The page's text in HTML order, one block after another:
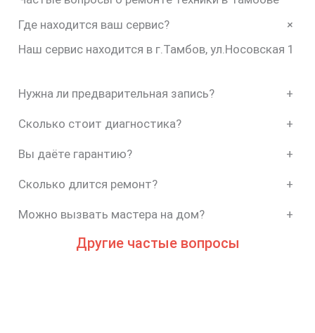
Где находится ваш сервис?
+
Наш сервис находится в г.Тамбов, ул.Носовская 1
Нужна ли предварительная запись? +
Сколько стоит диагностика? +
Вы даёте гарантию? +
Сколько длится ремонт? +
Можно вызвать мастера на дом? +
Другие частые вопросы